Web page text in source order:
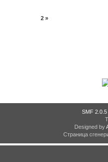
2 »
SMF 2.0.5
Designed by
Страница